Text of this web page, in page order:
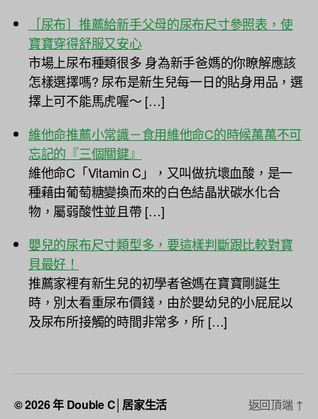
［尿布］推薦給新手父母的尿布尺寸參照表，使
寶寶穿得舒服又安心
市場上尿布種類很多 身為新手爸媽的你瞭解應該
怎樣選擇嗎? 尿布是新生兒每一日的貼身用品，選
擇上可不能馬虎喔～ […]
維他命推薦小常識－食用維他命C的時候萬萬不可
忘記的『三個關鍵』
維他命C「Vitamin C」，又叫做抗壞血酸，是一
種藉由葡萄糖變換而來的白色結晶狀碳水化合
物，屬弱酸性並且帶 […]
嬰兒的尿布尺寸類型多，要這樣判斷跟比較對寶
貝最好！
推薦家裡有新生兒的初學者爸媽在寶寶剛誕生
時，別太看重尿布價錢，由於嬰幼兒的小屁屁以
及尿布所接觸的時間非常多，所 […]
© 2026 年 Double C│居家生活 返回頂端 ↑